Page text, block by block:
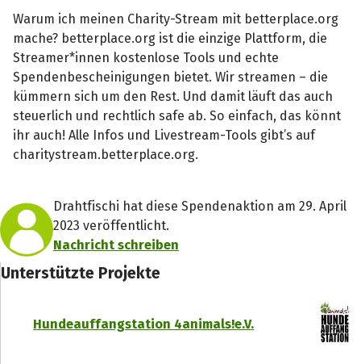
Warum ich meinen Charity-Stream mit betterplace.org
mache? betterplace.org ist die einzige Plattform, die
Streamer*innen kostenlose Tools und echte
Spendenbescheinigungen bietet. Wir streamen – die
kümmern sich um den Rest. Und damit läuft das auch
steuerlich und rechtlich safe ab. So einfach, das könnt
ihr auch! Alle Infos und Livestream-Tools gibt’s auf
charitystream.betterplace.org.
Drahtfischi hat diese Spendenaktion am 29. April
2023 veröffentlicht.
Nachricht schreiben
Unterstützte Projekte
Hundeauffangstation 4animals!e.V.